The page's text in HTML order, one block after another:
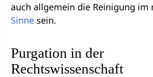
auch allgemein die Reinigung im
Sinne sein.
Purgation in der
Rechtswissenschaft